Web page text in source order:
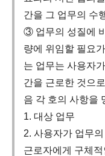
간을 그 업무의 수
③ 업무의 성질에
량에 위임할 필요
는 업무는 사용자
간을 근로한 것으
음 각 호의 사항을
1. 대상 업무
2. 사용자가 업무
근로자에게 구체